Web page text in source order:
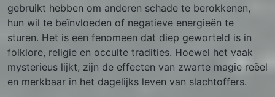
gebruikt hebben om anderen schade te berokkenen,
hun wil te beïnvloeden of negatieve energieën te
sturen. Het is een fenomeen dat diep geworteld is in
folklore, religie en occulte tradities. Hoewel het vaak
mysterieus lijkt, zijn de effecten van zwarte magie reëel
en merkbaar in het dagelijks leven van slachtoffers.